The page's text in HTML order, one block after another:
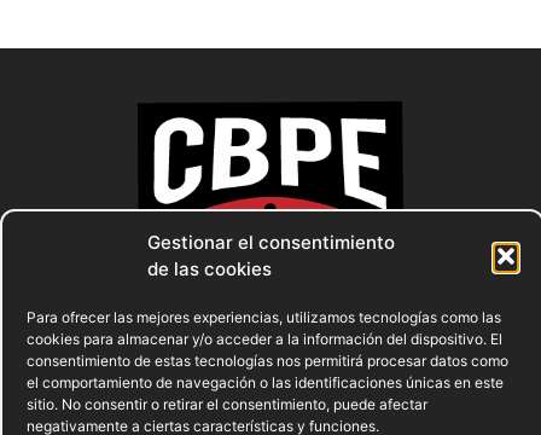
Gestionar el consentimiento
de las cookies
Para ofrecer las mejores experiencias, utilizamos tecnologías como las
cookies para almacenar y/o acceder a la información del dispositivo. El
consentimiento de estas tecnologías nos permitirá procesar datos como
el comportamiento de navegación o las identificaciones únicas en este
sitio. No consentir o retirar el consentimiento, puede afectar
negativamente a ciertas características y funciones.